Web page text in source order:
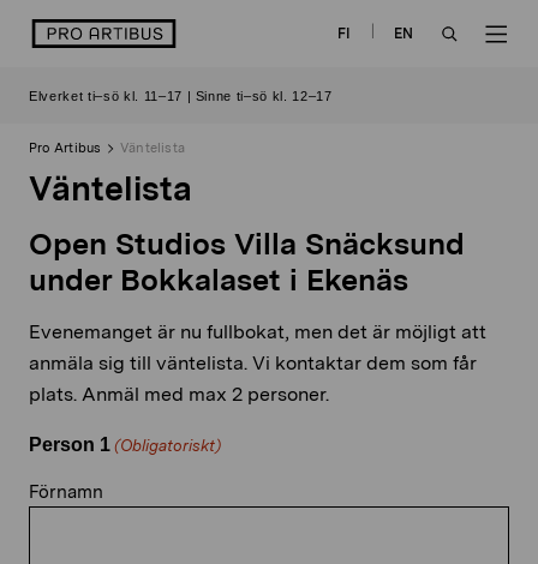
logo FI
EN
Elverket ti–sö kl. 11–17 | Sinne ti–sö kl. 12–17
Pro Artibus Väntelista
Väntelista
Open Studios Villa Snäcksund
under Bokkalaset i Ekenäs
Evenemanget är nu fullbokat, men det är möjligt att
anmäla sig till väntelista. Vi kontaktar dem som får
plats. Anmäl med max 2 personer.
Person 1 (Obligatoriskt)
Förnamn